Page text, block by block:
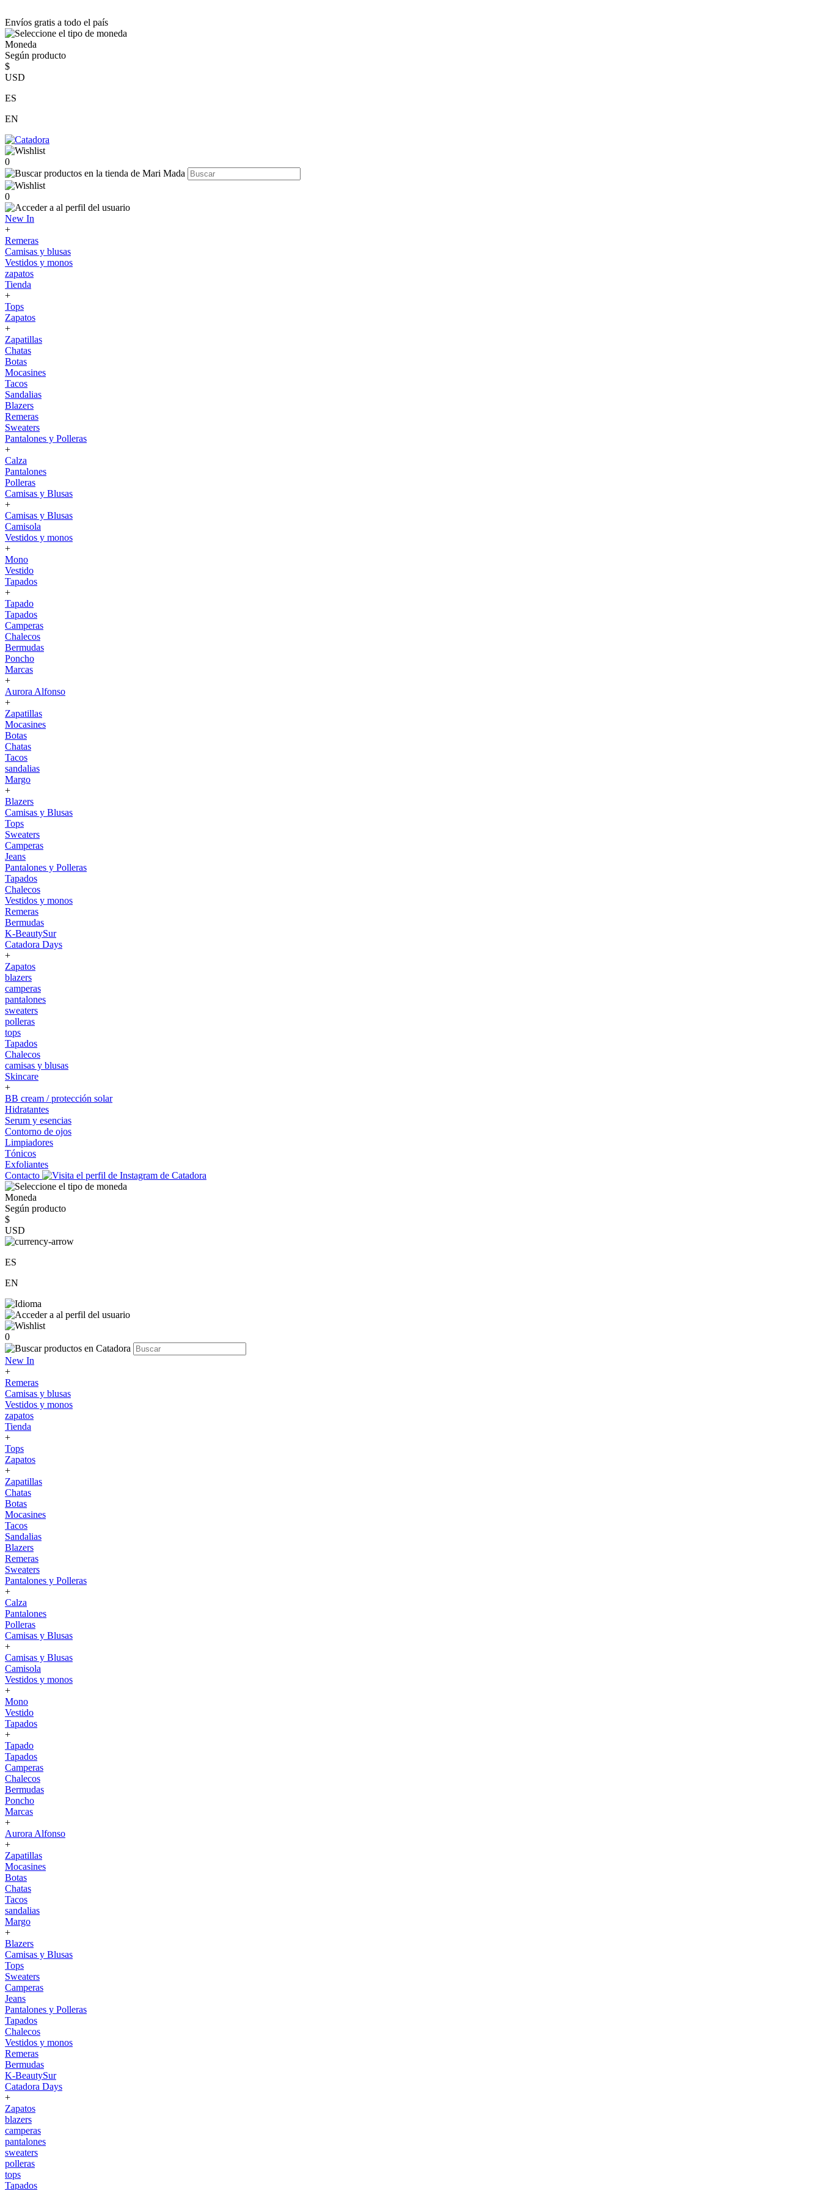
Envíos gratis a todo el país
Moneda
Según producto
$
USD
ES
EN
0
0
New In
+
Remeras
Camisas y blusas
Vestidos y monos
zapatos
Tienda
+
Tops
Zapatos
+
Zapatillas
Chatas
Botas
Mocasines
Tacos
Sandalias
Blazers
Remeras
Sweaters
Pantalones y Polleras
+
Calza
Pantalones
Polleras
Camisas y Blusas
+
Camisas y Blusas
Camisola
Vestidos y monos
+
Mono
Vestido
Tapados
+
Tapado
Tapados
Camperas
Chalecos
Bermudas
Poncho
Marcas
+
Aurora Alfonso
+
Zapatillas
Mocasines
Botas
Chatas
Tacos
sandalias
Margo
+
Blazers
Camisas y Blusas
Tops
Sweaters
Camperas
Jeans
Pantalones y Polleras
Tapados
Chalecos
Vestidos y monos
Remeras
Bermudas
K-BeautySur
Catadora Days
+
Zapatos
blazers
camperas
pantalones
sweaters
polleras
tops
Tapados
Chalecos
camisas y blusas
Skincare
+
BB cream / protección solar
Hidratantes
Serum y esencias
Contorno de ojos
Limpiadores
Tónicos
Exfoliantes
Contacto
Moneda
Según producto
$
USD
ES
EN
0
New In
+
Remeras
Camisas y blusas
Vestidos y monos
zapatos
Tienda
+
Tops
Zapatos
+
Zapatillas
Chatas
Botas
Mocasines
Tacos
Sandalias
Blazers
Remeras
Sweaters
Pantalones y Polleras
+
Calza
Pantalones
Polleras
Camisas y Blusas
+
Camisas y Blusas
Camisola
Vestidos y monos
+
Mono
Vestido
Tapados
+
Tapado
Tapados
Camperas
Chalecos
Bermudas
Poncho
Marcas
+
Aurora Alfonso
+
Zapatillas
Mocasines
Botas
Chatas
Tacos
sandalias
Margo
+
Blazers
Camisas y Blusas
Tops
Sweaters
Camperas
Jeans
Pantalones y Polleras
Tapados
Chalecos
Vestidos y monos
Remeras
Bermudas
K-BeautySur
Catadora Days
+
Zapatos
blazers
camperas
pantalones
sweaters
polleras
tops
Tapados